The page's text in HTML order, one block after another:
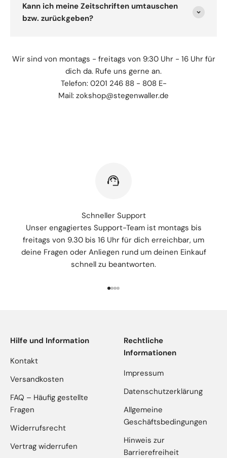
Kann ich meine Zeitschriften umtauschen
bzw. zurückgeben?
Wir sind von montags - freitags von 9:30 Uhr - 16 Uhr für
dich da. Rufe uns gerne an.
Telefon: 0201 246 88 - 808 E-
Mail: zokshop@stegenwaller.de
Schneller Support
Unser engagiertes Support-Team ist montags bis
freitags von 9.30 bis 16 Uhr für dich erreichbar, um
deine Fragen oder Anliegen rund um deinen Einkauf
schnell zu beantworten.
Hilfe und Information
Kontakt
Versandkosten
FAQ – Häufig gestellte
Fragen
Widerrufsrecht
Vertrag widerrufen
Rechtliche
Informationen
Impressum
Datenschutzerklärung
Allgemeine
Geschäftsbedingungen
Hinweis zur
Barrierefreiheit